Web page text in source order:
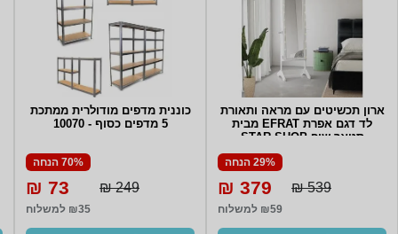
ארון תכשיטים עם מראה ותאורת
לד דגם אפרת EFRAT מבית
סטאר שופ STAR SHOP
29% הנחה
539 ₪
379 ₪
₪59 למשלוח
כוננית מדפים מודולרית ממתכת
5 מדפים כסוף - 10070
70% הנחה
249 ₪
73 ₪
₪35 למשלוח